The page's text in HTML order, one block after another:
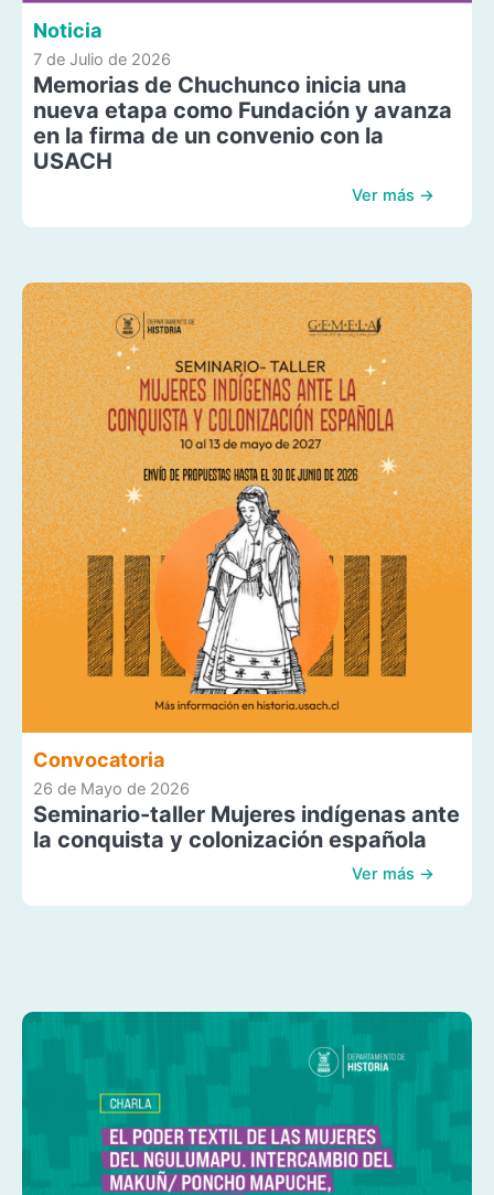
Noticia
7 de Julio de 2026
Memorias de Chuchunco inicia una
nueva etapa como Fundación y avanza
en la firma de un convenio con la
USACH
Ver más →
Convocatoria
26 de Mayo de 2026
Seminario-taller Mujeres indígenas ante
la conquista y colonización española
Ver más →